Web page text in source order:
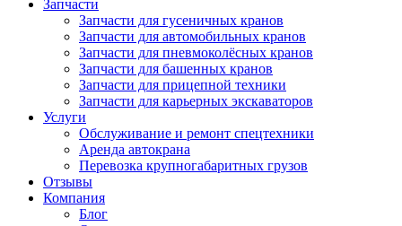
Запчасти
Запчасти для гусеничных кранов
Запчасти для автомобильных кранов
Запчасти для пневмоколёсных кранов
Запчасти для башенных кранов
Запчасти для прицепной техники
Запчасти для карьерных экскаваторов
Услуги
Обслуживание и ремонт спецтехники
Аренда автокрана
Перевозка крупногабаритных грузов
Отзывы
Компания
Блог